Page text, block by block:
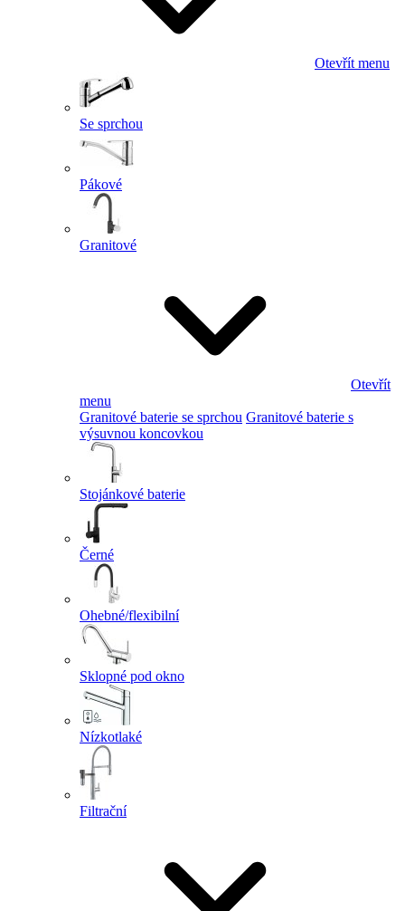
Otevřít menu
Se sprchou
Pákové
Granitové
Otevřít
menu
Granitové baterie se sprchou Granitové baterie s
výsuvnou koncovkou
Stojánkové baterie
Černé
Ohebné/flexibilní
Sklopné pod okno
Nízkotlaké
Filtrační